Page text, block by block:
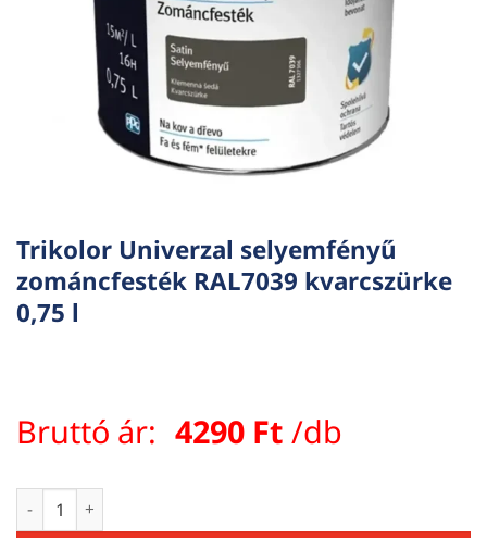
Trikolor Univerzal selyemfényű
zománcfesték RAL7039 kvarcszürke
0,75 l
Bruttó ár: 4290 Ft /db
Trikolor Univerzal selyemfényű zománcfesték RAL7039